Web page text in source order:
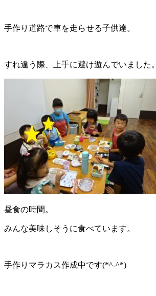
手作り道路で車を走らせる子供達。
すれ違う際、上手に避け遊んでいました。
昼食の時間。
みんな美味しそうに食べています。
手作りマラカス作成中です(*^-^*)